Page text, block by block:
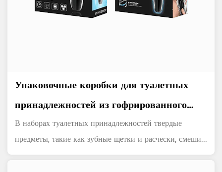
Упаковочные коробки для туалетных
принадлежностей из гофрированного
картона
В наборах туалетных принадлежностей твердые
предметы, такие как зубные щетки и расчески, смеши...